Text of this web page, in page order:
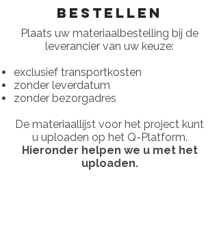
bestellen
Plaats uw materiaalbestelling bij de
leverancier van uw keuze:
exclusief transportkosten
zonder leverdatum
zonder bezorgadres
De materiaallijst voor het project kunt
u uploaden op het Q-Platform.
Hieronder helpen we u met het
uploaden.